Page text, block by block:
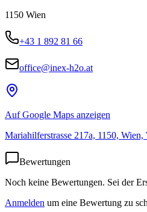
1150 Wien
+43 1 892 81 66
office@inex-h2o.at
Auf Google Maps anzeigen
Mariahilferstrasse 217a, 1150, Wien,
Bewertungen
Noch keine Bewertungen. Sei der
Anmelden um eine Bewertung zu